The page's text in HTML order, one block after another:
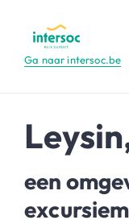
Ga naar intersoc.be
een